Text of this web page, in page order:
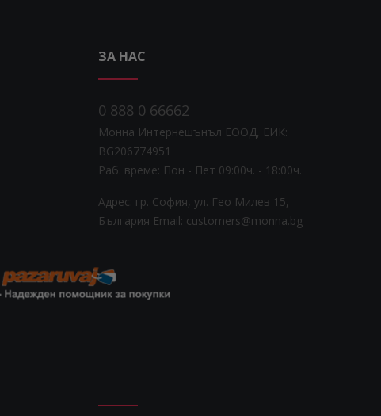
ЗА НАС
0 888 0 66662
Монна Интернешънъл ЕООД, ЕИК:
BG206774951
Раб. време: Пoн - Пет 09:00ч. - 18:00ч.
Адрес: гр. София, ул. Гео Милев 15,
България Email: customers@monna.bg